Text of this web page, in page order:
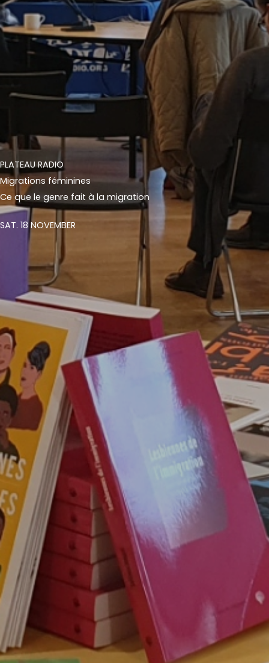
PLATEAU RADIO
Migrations féminines
Ce que le genre fait à la migration
SAT. 18 NOVEMBER